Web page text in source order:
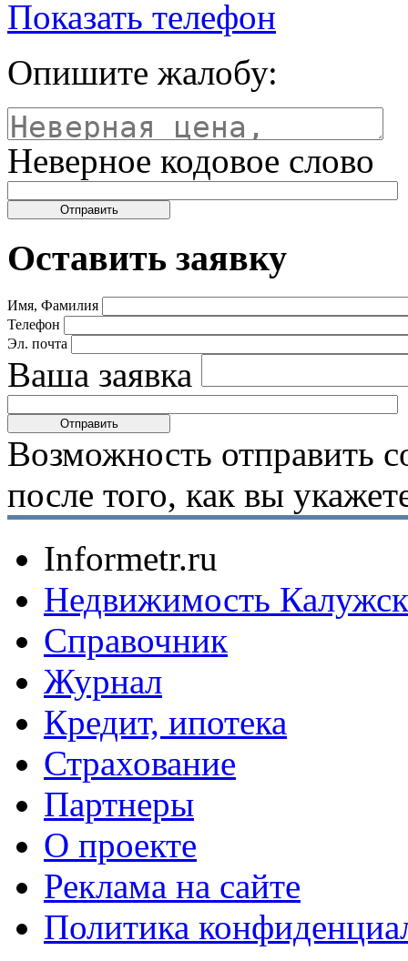
Показать телефон
Опишите жалобу:
Неверное кодовое слово
Оставить заявку
Имя, Фамилия
Телефон
Эл. почта
Ваша заявка
Возможность отправить
после того, как вы
Informetr.ru
Недвижимость
Справочник
Журнал
Кредит, ипотека
Страхование
Партнеры
O проекте
Реклама на сайте
Политика